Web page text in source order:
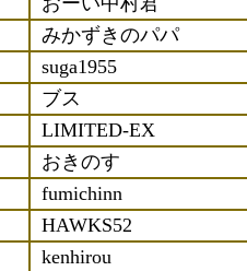
みかずきのパパ
suga1955
ブス
LIMITED-EX
おきのす
fumichinn
HAWKS52
kenhirou